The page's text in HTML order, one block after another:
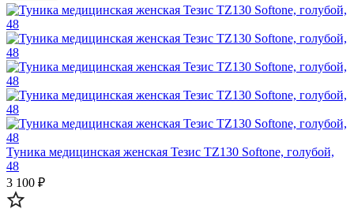
Туника медицинская женская Тезис TZ130 Softone, голубой,
48
3 100 ₽